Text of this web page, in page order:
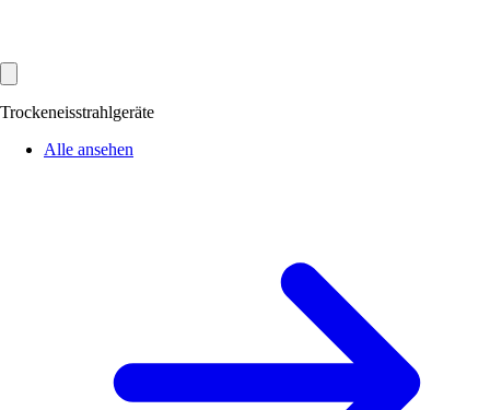
Trockeneisstrahlgeräte
Alle ansehen